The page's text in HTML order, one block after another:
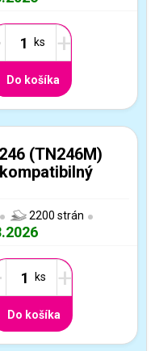
+
Do košíka
(TN246M)
2200 strán
+
Do košíka